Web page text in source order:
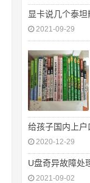
显卡说几个泰
2021-09-29
给孩子国内上
2020-12-29
U盘奇异故障处
2021-09-02